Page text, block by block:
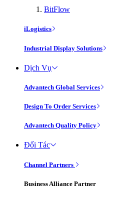
BitFlow
iLogistics
Industrial Display Solutions
Dịch Vụ
Advantech Global Services
Design To Order Services
Advantech Quality Policy
Đối Tác
Channel Partners
Business Alliance Partner